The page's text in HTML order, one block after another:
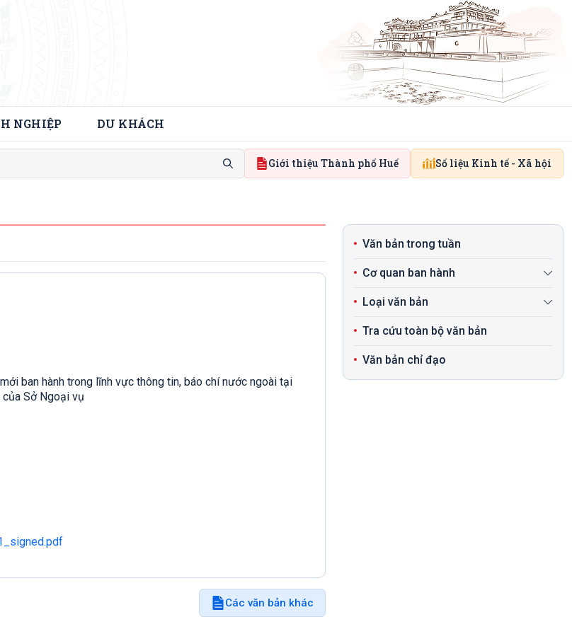
NGHIỆP DU KHÁCH
Giới thiệu Thành phố Huế Số liệu Kinh tế - Xã hội
ban hành trong lĩnh vực thông tin, báo chí nước ngoài tại
Sở Ngoại vụ
Các văn bản khác
Văn bản trong tuần
Cơ quan ban hành
Loại văn bản
Tra cứu toàn bộ văn bản
Văn bản chỉ đạo